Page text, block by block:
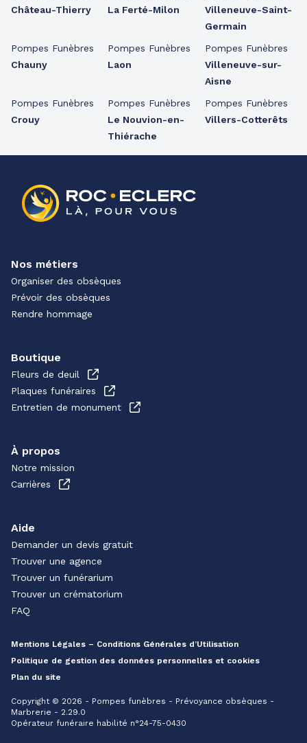
Château-Thierry
Pompes Funèbres
Chauny
Pompes Funèbres
Crouy
La Ferté-Milon
Pompes Funèbres
Laon
Pompes Funèbres
Le Nouvion-en-
Thiérache
Villeneuve-Saint-
Germain
Pompes Funèbres
Villeneuve-sur-
Aisne
Pompes Funèbres
Villers-Cotterêts
Nos métiers
Organiser des obsèques
Prévoir des obsèques
Rendre hommage
Boutique
Fleurs de deuil
Plaques funéraires
Entretien de monument
À propos
Notre mission
Carrières
Aide
Demander un devis gratuit
Trouver une agence
Trouver un funérarium
Trouver un crématorium
FAQ
Mentions Légales – Conditions Générales d’Utilisation
Politique de gestion des données personnelles et cookies
Plan du site
Copyright © 2026 - Pompes funèbres - Prévoyance obsèques -
Marbrerie - 2.29.0
Opérateur funéraire habilité n°24-75-0430